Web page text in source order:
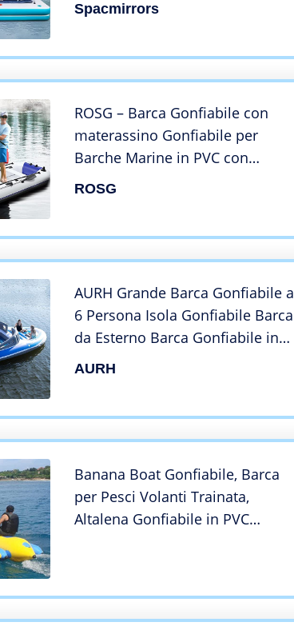
Piattaforma di Pesca Galleggiante
Spacmirrors
ROSG – Barca Gonfiabile con
materassino Gonfiabile per
Barche Marine in PVC con
materassino Gonfiabile per
ROSG
AURH Grande Barca Gonfiabile a
6 Persona Isola Gonfiabile Barca
da Esterno Barca Gonfiabile in
Barca Kayak Rafting Canoa
AURH
Banana Boat Gonfiabile, Barca
per Pesci Volanti Trainata,
Altalena Gonfiabile in PVC